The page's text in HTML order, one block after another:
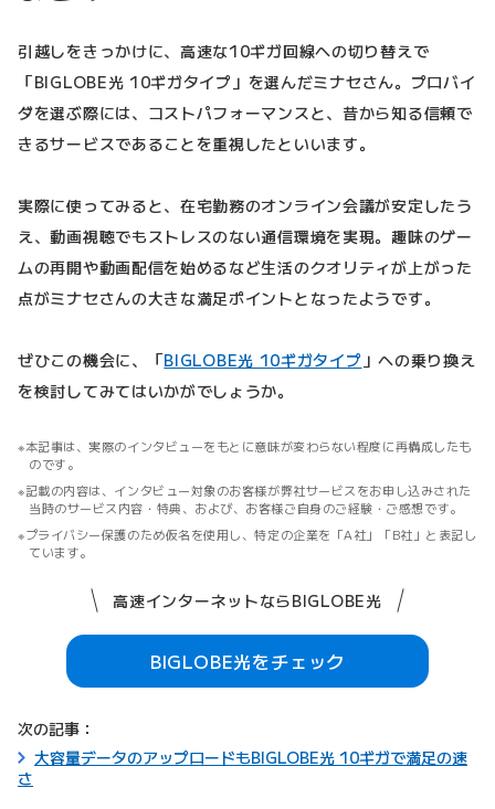
引越しをきっかけに、高速な10ギガ回線への切り替えで
「BIGLOBE光 10ギガタイプ」を選んだミナセさん。プロバイ
ダを選ぶ際には、コストパフォーマンスと、昔から知る信頼で
きるサービスであることを重視したといいます。
実際に使ってみると、在宅勤務のオンライン会議が安定したう
え、動画視聴でもストレスのない通信環境を実現。趣味のゲー
ムの再開や動画配信を始めるなど生活のクオリティが上がった
点がミナセさんの大きな満足ポイントとなったようです。
ぜひこの機会に、「BIGLOBE光 10ギガタイプ 」への乗り換え
を検討してみてはいかがでしょうか。
本記事は、実際のインタビューをもとに意味が変わらない程度に再構成したも
のです。
記載の内容は、インタビュー対象のお客様が弊社サービスをお申し込みされた
当時のサービス内容・特典、および、お客様ご自身のご経験・ご感想です。
プライバシー保護のため仮名を使用し、特定の企業を「A社」「B社」と表記し
ています。
高速インターネットならBIGLOBE光
BIGLOBE光をチェック
次の記事：
大容量データのアップロードもBIGLOBE光 10ギガで満足の速
さ